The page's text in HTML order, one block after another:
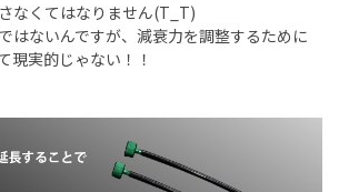
なくてはなりません(T_T)
はないんですが、減衰力を調整するために
現実的じゃない！！